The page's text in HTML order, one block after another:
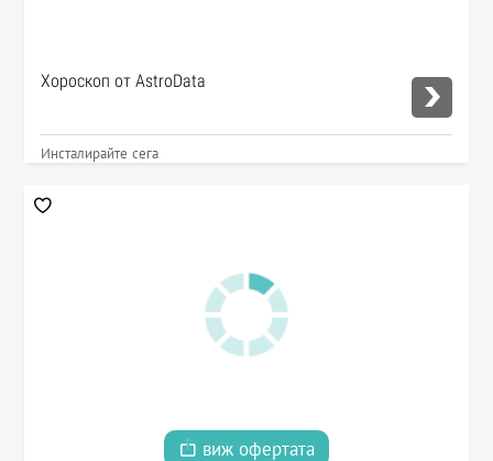
Хороскоп от AstroData
Инсталирайте сега
виж офертата